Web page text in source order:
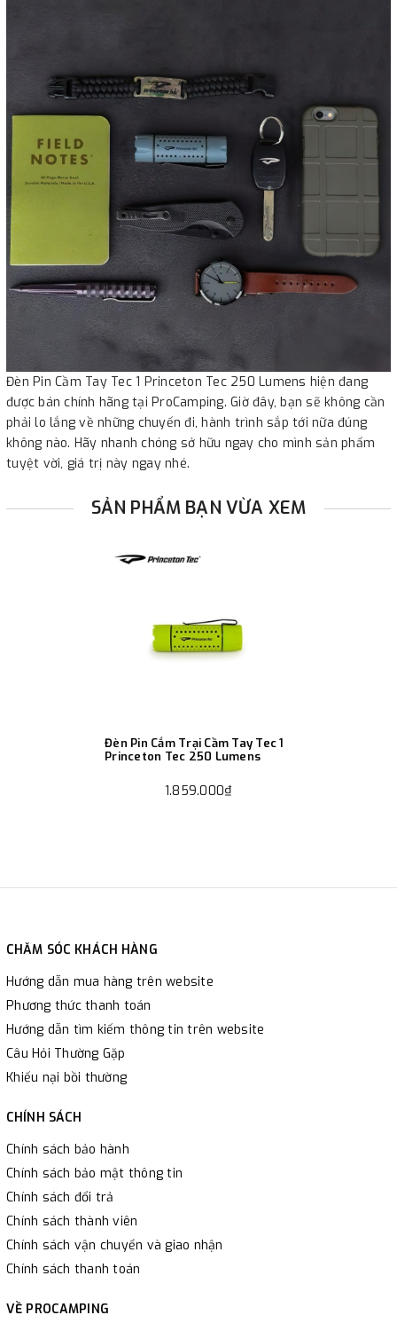
Đèn Pin Cầm Tay Tec 1 Princeton Tec 250 Lumens hiện đang
được bán chính hãng tại ProCamping. Giờ đây, bạn sẽ không cần
phải lo lắng về những chuyến đi, hành trình sắp tới nữa đúng
không nào. Hãy nhanh chóng sở hữu ngay cho mình sản phẩm
tuyệt vời, giá trị này ngay nhé.
SẢN PHẨM BẠN VỪA XEM
Đèn Pin Cắm Trại Cầm Tay Tec 1
Princeton Tec 250 Lumens
1.859.000₫
CHĂM SÓC KHÁCH HÀNG
Hướng dẫn mua hàng trên website
Phương thức thanh toán
Hướng dẫn tìm kiếm thông tin trên website
Câu Hỏi Thường Gặp
Khiếu nại bồi thường
CHÍNH SÁCH
Chính sách bảo hành
Chính sách bảo mật thông tin
Chính sách đổi trả
Chính sách thành viên
Chính sách vận chuyển và giao nhận
Chính sách thanh toán
VỀ PROCAMPING